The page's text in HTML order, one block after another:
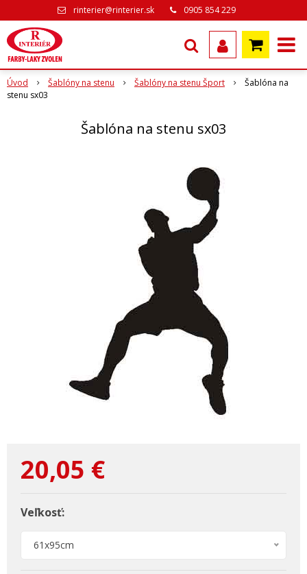
rinterier@rinterier.sk 0905 854 229
Úvod Šablóny na stenu Šablóny na stenu Šport
Šablóna na
stenu sx03
Šablóna na stenu sx03
20,05 €
Veľkosť:
61x95cm